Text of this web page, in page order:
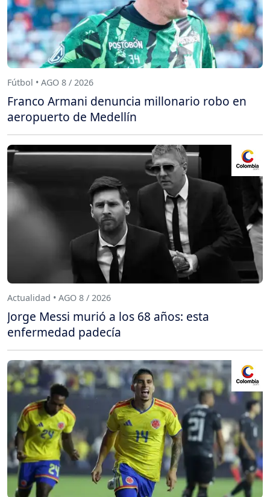
Fútbol • AGO 8 / 2026
Franco Armani denuncia millonario robo en
aeropuerto de Medellín
Actualidad • AGO 8 / 2026
Jorge Messi murió a los 68 años: esta
enfermedad padecía